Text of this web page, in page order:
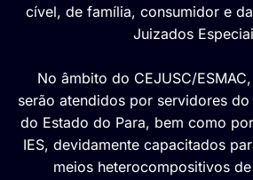
cível, de família, consumidor e
Juizados
No âmbito do CEJUSC/
serão atendidos por servidores
do Estado do Para, bem como
IES, devidamente capacitados
meios heterocompositivos